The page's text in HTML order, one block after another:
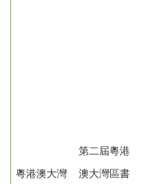
粵港澳大灣
第二屆粵港
澳大灣區書